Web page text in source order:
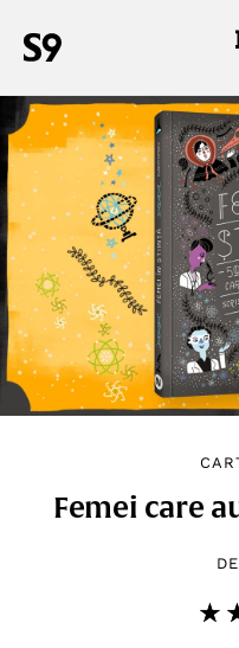
Femei care
DE